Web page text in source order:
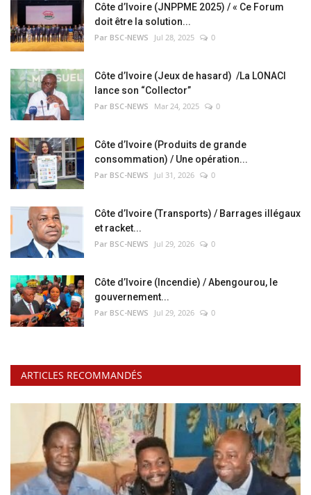
Côte d’Ivoire (JNPPME 2025) / « Ce Forum
doit être la solution...
Par BSC-NEWS Jul 28, 2025 0
Côte d’Ivoire (Jeux de hasard) /La LONACI
lance son “Collector”
Par BSC-NEWS Mar 24, 2025 0
Côte d’Ivoire (Produits de grande
consommation) / Une opération...
Par BSC-NEWS Jul 31, 2026 0
Côte d’Ivoire (Transports) / Barrages illégaux
et racket...
Par BSC-NEWS Jul 29, 2026 0
Côte d’Ivoire (Incendie) / Abengourou, le
gouvernement...
Par BSC-NEWS Jul 29, 2026 0
ARTICLES RECOMMANDÉS